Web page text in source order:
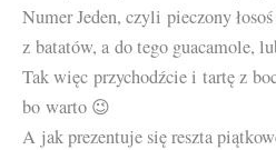
Numer Jeden, czyli pieczony
z batatów, a do tego guacamole,
Tak więc przychodźcie i tartę z
bo warto 😉
A jak prezentuje się reszta